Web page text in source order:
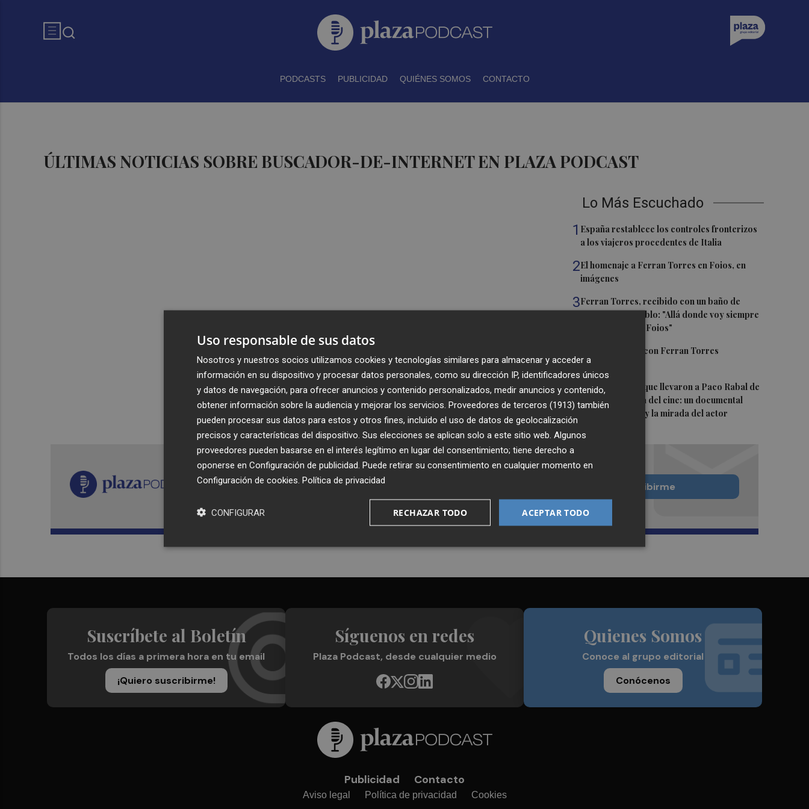
PODCASTS PUBLICIDAD QUIÉNES SOMOS CONTACTO
ÚLTIMAS NOTICIAS SOBRE BUSCADOR-DE-INTERNET EN PLAZA PODCAST
Lo Más Escuchado
1 España restablece los controles fronterizos
a los viajeros procedentes de Italia
2El homenaje a Ferran Torres en Foios, en
imágenes
3Ferran Torres, recibido con un baño de
masas en su pueblo: "Allá donde voy siempre
digo que soy de Foios"
Foios se vuelca con Ferran Torres
5Las '200 vidas' que llevaron a Paco Rabal de
Águilas a la cima del cine: un documental
recupera la voz y la mirada del actor
Recibe toda la actualidad de
Plaza Podcast en tu correo
Quiero suscribirme
Suscríbete al Boletín
Todos los días a primera hora en tu email
¡Quiero suscribirme!
Síguenos en redes
Plaza Podcast, desde cualquier medio
Quienes Somos
Conoce al grupo editorial
Conócenos
Publicidad Contacto
Aviso legal Política de privacidad Cookies
Uso responsable de sus datos
Nosotros y nuestros socios utilizamos cookies y tecnologías similares para almacenar y acceder a
información en su dispositivo y procesar datos personales, como su dirección IP, identificadores únicos
y datos de navegación, para ofrecer anuncios y contenido personalizados, medir anuncios y contenido,
obtener información sobre la audiencia y mejorar los servicios. Proveedores de terceros (1913) también
pueden procesar sus datos para estos y otros fines, incluido el uso de datos de geolocalización
precisos y características del dispositivo. Sus elecciones se aplican solo a este sitio web. Algunos
proveedores pueden basarse en el interés legítimo en lugar del consentimiento; tiene derecho a
oponerse en Configuración de publicidad . Puede retirar su consentimiento en cualquier momento en
Configuración de cookies Política de privacidad
ACEPTAR TODO
RECHAZAR TODO
CONFIGURAR